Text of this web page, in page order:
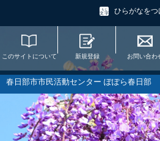
ひらがなをつ
このサイトについて 新規登録 お問い合わ
春日部市市民活動センター ぽぽら春日部